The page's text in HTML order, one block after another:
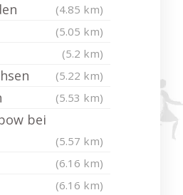
(4.85 km)
(5.05 km)
(5.2 km)
(5.22 km)
(5.53 km)
bei
(5.57 km)
(6.16 km)
(6.16 km)